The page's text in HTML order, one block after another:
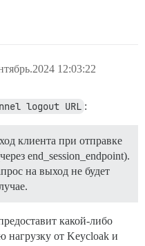
12:03:22
logout URL :
клиента при отправке
end_session_endpoint).
на выход не будет
какой-либо
от Keycloak и